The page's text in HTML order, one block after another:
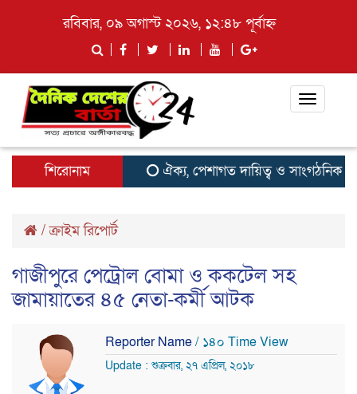
রবিবার, ০৯ অগাস্ট ২০২৬, ১২:৪৮ পূর্বাহ্ন
Toggle
শিরোনাম ঐক্য, পেশাগত দায়িত্ব ও সাংগঠনিক
/ক্রাইম রিপোর্ট
গাজীপুরে পেট্রোল বোমা ও ককটেল সহ
জামায়াতের ৪৫ নেতা-কর্মী আটক
Reporter Name/ ১৪০ Time View
Update : শুক্রবার, ২৭ এপ্রিল, ২০১৮